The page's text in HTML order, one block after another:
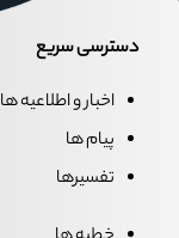
دسترسی سریع
اخبار و اطلاعیه ها
پیام ها
تفسیرها